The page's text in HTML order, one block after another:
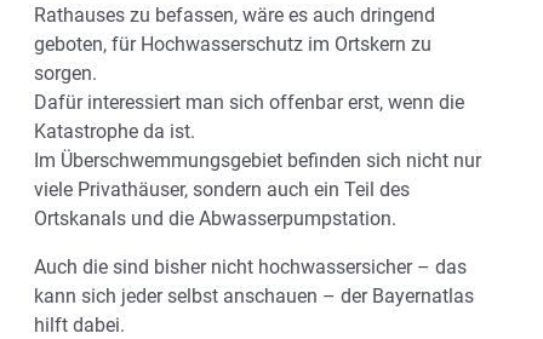
Rathauses zu befassen, wäre es auch dringend
geboten, für Hochwasserschutz im Ortskern zu
sorgen.
Dafür interessiert man sich offenbar erst, wenn die
Katastrophe da ist.
Im Überschwemmungsgebiet befinden sich nicht nur
viele Privathäuser, sondern auch ein Teil des
Ortskanals und die Abwasserpumpstation.
Auch die sind bisher nicht hochwassersicher – das
kann sich jeder selbst anschauen – der Bayernatlas
hilft dabei.